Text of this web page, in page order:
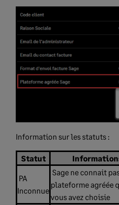
Information sur les statuts :
Statut
PA
Inconnue
Sage ne connait
plateforme agréée
vous avez choisie